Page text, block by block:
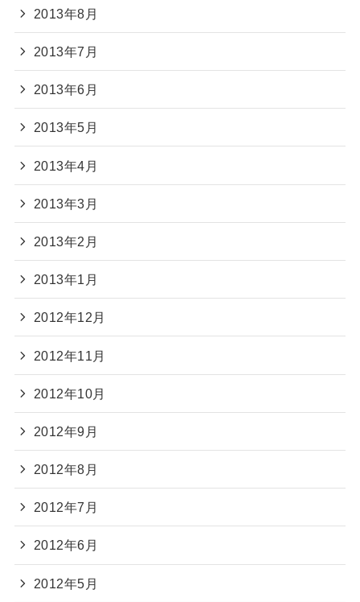
2013年8月
2013年7月
2013年6月
2013年5月
2013年4月
2013年3月
2013年2月
2013年1月
2012年12月
2012年11月
2012年10月
2012年9月
2012年8月
2012年7月
2012年6月
2012年5月